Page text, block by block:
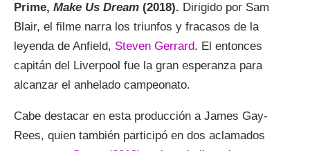
Prime, Make Us Dream (2018). Dirigido por Sam
Blair, el filme narra los triunfos y fracasos de la
leyenda de Anfield, Steven Gerrard. El entonces
capitán del Liverpool fue la gran esperanza para
alcanzar el anhelado campeonato.
Cabe destacar en esta producción a James Gay-
Rees, quien también participó en dos aclamados